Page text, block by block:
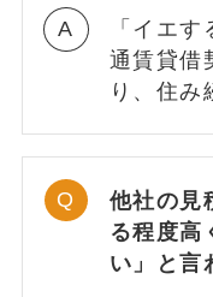
「イエ
通賃貸借
り、住み
他社の見
る程度高
い」と言